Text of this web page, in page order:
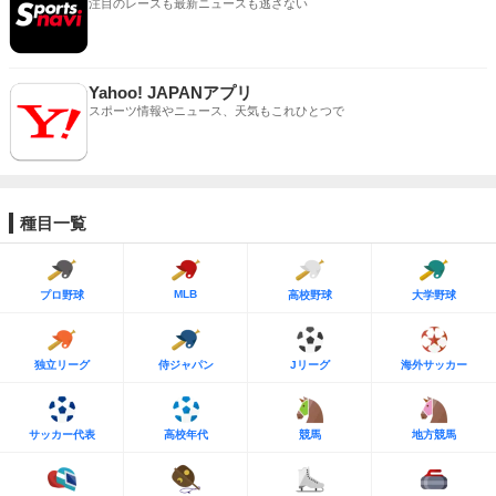
注目のレースも最新ニュースも逃さない
Yahoo! JAPANアプリ
スポーツ情報やニュース、天気もこれひとつで
種目一覧
プロ野球 MLB 高校野球 大学野球
独立リーグ 侍ジャパン Jリーグ 海外サッカー
サッカー代表 高校年代 競馬 地方競馬